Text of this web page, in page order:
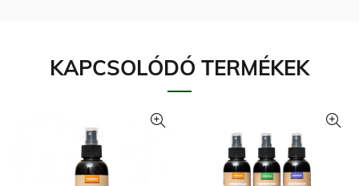
KAPCSOLÓDÓ TERMÉKEK